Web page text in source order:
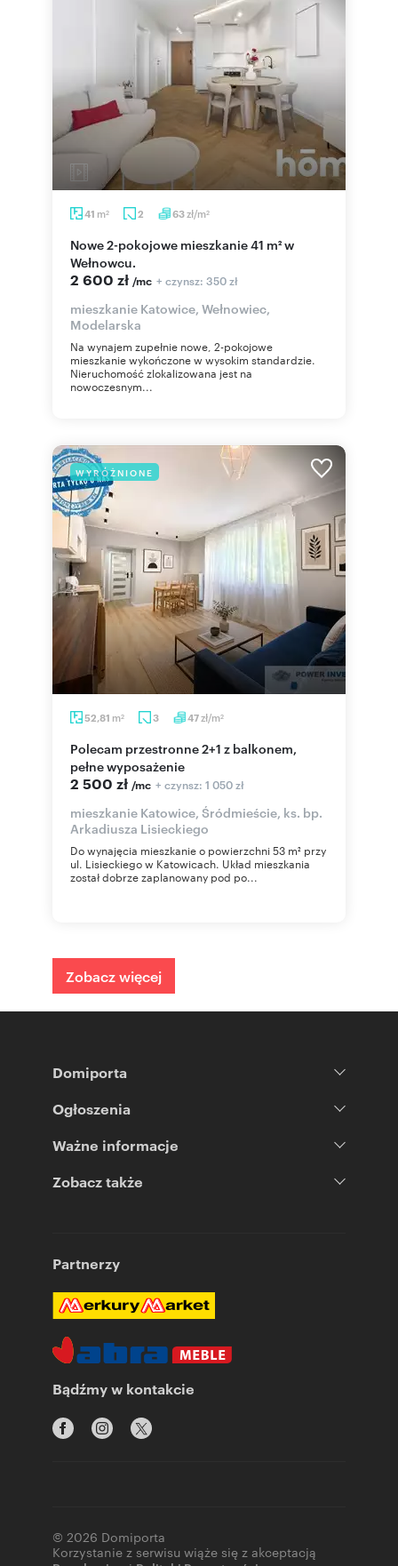
41 m2 2 63zł/m2
Nowe 2-pokojowe mieszkanie 41 m² w
Wełnowcu.
2 600 zł /mc + czynsz: 350 zł
mieszkanie Katowice, Wełnowiec,
Modelarska
Na wynajem zupełnie nowe, 2-pokojowe
mieszkanie wykończone w wysokim standardzie.
Nieruchomość zlokalizowana jest na
nowoczesnym...
WYRÓŻNIONE
52,81 m2 3 47zł/m2
Polecam przestronne 2+1 z balkonem,
pełne wyposażenie
2 500 zł /mc + czynsz: 1 050 zł
mieszkanie Katowice, Śródmieście, ks. bp.
Arkadiusza Lisieckiego
Do wynajęcia mieszkanie o powierzchni 53 m² przy
ul. Lisieckiego w Katowicach. Układ mieszkania
został dobrze zaplanowany pod po...
Zobacz więcej
Domiporta
Ogłoszenia
Ważne informacje
Zobacz także
Partnerzy
Bądźmy w kontakcie
© 2026 Domiporta
Korzystanie z serwisu wiąże się z akceptacją